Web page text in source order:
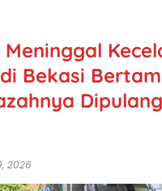
Bekasi
2026